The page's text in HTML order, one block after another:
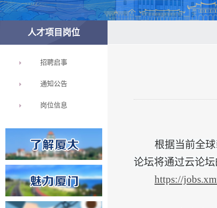
人才项目岗位
招聘启事
通知公告
岗位信息
根据当前全
论坛将通过云论
https://